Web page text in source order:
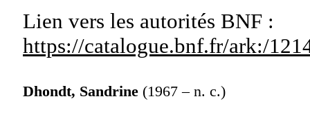
Lien vers les autorités BNF :
https://catalogue.bnf.fr/ark:/
Dhondt, Sandrine (1967 – n. c.)